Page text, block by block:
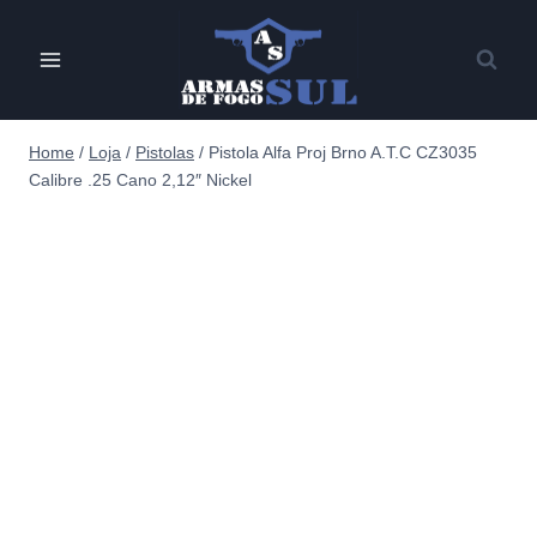
Home / Loja / Pistolas / Pistola Alfa Proj Brno A.T.C CZ3035
Calibre .25 Cano 2,12″ Nickel